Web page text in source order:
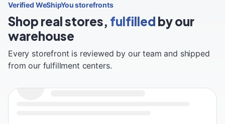
Verified WeShipYou storefronts
Shop real stores, fulfilled by our
warehouse
Every storefront is reviewed by our team and shipped
from our fulfillment centers.